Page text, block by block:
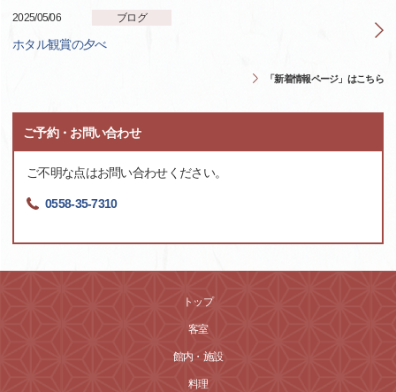
2025/05/06 ブログ
ホタル観賞の夕べ
「新着情報ページ」はこちら
ご予約・お問い合わせ
ご不明な点はお問い合わせください。
0558-35-7310
トップ
客室
館内・施設
料理